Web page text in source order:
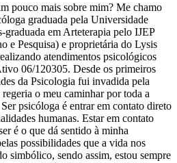
pouco mais sobre mim? Me chamo
graduada pela Universidade
graduada em Arteterapia pelo IJEP
e Pesquisa) e proprietária do Lysis
atendimentos psicológicos
06/120305. Desde os primeiros
da Psicologia fui invadida pela
o meu caminhar por toda a
psicóloga é entrar em contato direto
humanas. Estar em contato
é o que dá sentido à minha
possibilidades que a vida nos
simbólico, sendo assim, estou sempre